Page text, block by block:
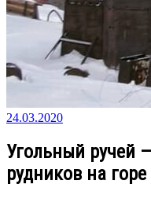
24.03.2020
Угольный ручей
рудников на